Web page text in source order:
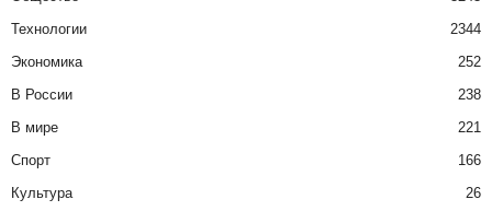
Технологии
2344
Экономика
252
В России
238
В мире
221
Спорт
166
Культура
26